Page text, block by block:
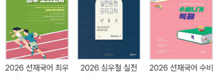
수 있습니다. - 연습 문제: 인사 혁신처의 예시 문제와 2025년도 국
가직 · 지방직 시험 문제를 철저하게 분석한 후, 그와 가장 비슷한 유
형과 난이도의 문제를 수록하였습니다.
2026 선재국어 최우
2026 심우철 실전
2026 선재국어 수비